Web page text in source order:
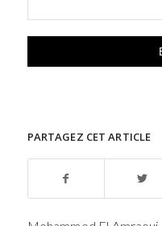
PARTAGEZ CET ARTICLE